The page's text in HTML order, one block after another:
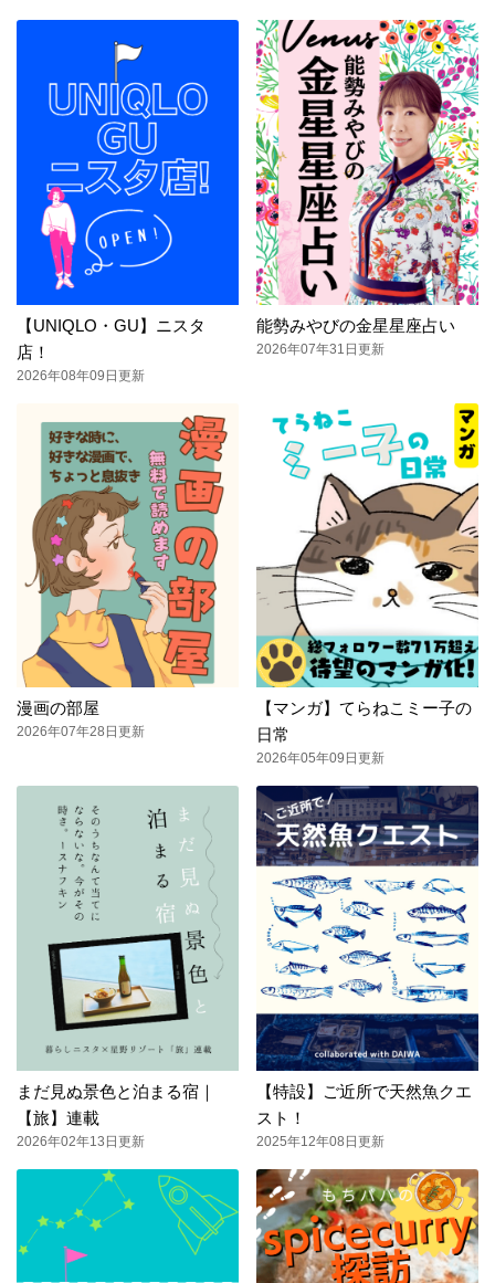
【UNIQLO・GU】ニスタ
店！
2026年08年09日更新
能勢みやびの金星星座占い
2026年07年31日更新
漫画の部屋
2026年07年28日更新
【マンガ】てらねこミー子の
日常
2026年05年09日更新
まだ見ぬ景色と泊まる宿｜
【旅】連載
2026年02年13日更新
【特設】ご近所で天然魚クエ
スト！
2025年12年08日更新